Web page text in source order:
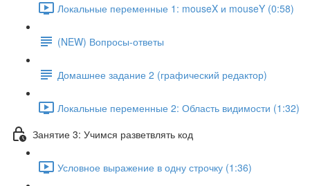
Локальные переменные 1: mouseX и mouseY (0:58)
(NEW) Вопросы-ответы
Домашнее задание 2 (графический редактор)
Локальные переменные 2: Область видимости (1:32)
Занятие 3: Учимся разветвлять код
Условное выражение в одну строчку (1:36)